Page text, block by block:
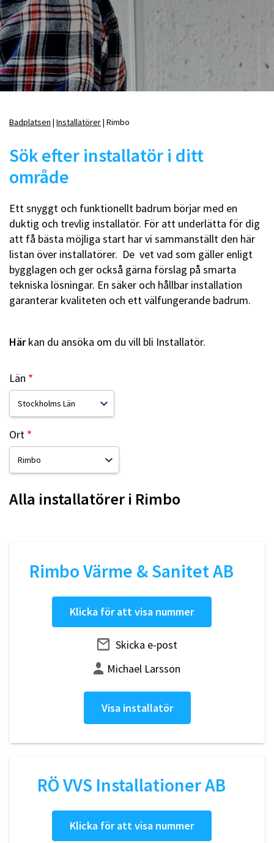
Badplatsen Installatörer Rimbo
Sök efter installatör i ditt
område
Ett snyggt och funktionellt badrum börjar med en
duktig och trevlig installatör. För att underlätta för dig
att få bästa möjliga start har vi sammanställt den här
listan över installatörer. De vet vad som gäller enligt
bygglagen och ger också gärna förslag på smarta
tekniska lösningar. En säker och hållbar installation
garanterar kvaliteten och ett välfungerande badrum.
Härkan du ansöka om du vill bli Installatör.
Län
Ort
Alla installatörer i Rimbo
Rimbo Värme & Sanitet AB
Klicka för att visa nummer
Skicka e-post
Michael Larsson
Visa installatör
RÖ VVS Installationer AB
Klicka för att visa nummer